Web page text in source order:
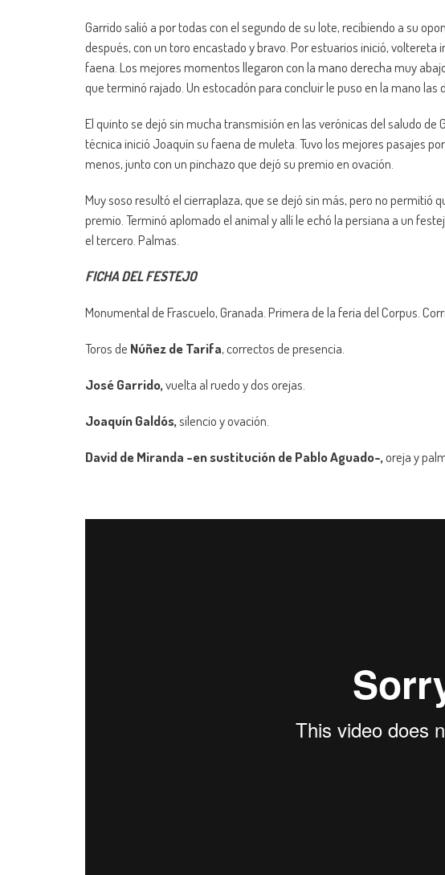
Garrido salió a por todas con el segundo de su lote, recibiendo a su
después, con un toro encastado y bravo. Por estuarios inició, voltereta
faena. Los mejores momentos llegaron con la mano derecha muy
que terminó rajado. Un estocadón para concluir le puso en la mano las
El quinto se dejó sin mucha transmisión en las verónicas del saludo de
técnica inició Joaquín su faena de muleta. Tuvo los mejores pasajes
menos, junto con un pinchazo que dejó su premio en ovación.
Muy soso resultó el cierraplaza, que se dejó sin más, pero no permitió
premio. Terminó aplomado el animal y allí le echó la persiana a un
el tercero. Palmas.
FICHA DEL FESTEJO
Monumental de Frascuelo, Granada. Primera de la feria del Corpus.
Toros de Núñez de Tarifa, correctos de presencia.
José Garrido,vuelta al ruedo y dos orejas.
Joaquín Galdós,silencio y ovación.
David de Miranda -en sustitución de Pablo Aguado-,oreja y